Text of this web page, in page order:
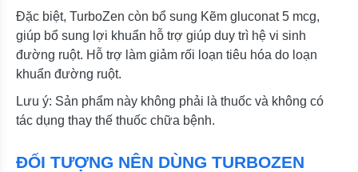
Đặc biệt, TurboZen còn bổ sung Kẽm gluconat 5 mcg,
giúp bổ sung lợi khuẩn hỗ trợ giúp duy trì hệ vi sinh
đường ruột. Hỗ trợ làm giảm rối loạn tiêu hóa do loạn
khuẩn đường ruột.
Lưu ý: Sản phẩm này không phải là thuốc và không có
tác dụng thay thế thuốc chữa bệnh.
ĐỐI TƯỢNG NÊN DÙNG TURBOZEN